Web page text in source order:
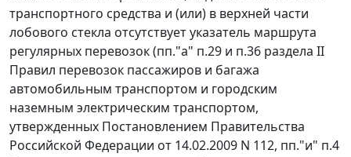
транспортного средства и (или) в верхней части
лобового стекла отсутствует указатель маршрута
регулярных перевозок (пп."а" п.29 и п.36 раздела II
Правил перевозок пассажиров и багажа
автомобильным транспортом и городским
наземным электрическим транспортом,
утвержденных Постановлением Правительства
Российской Федерации от 14.02.2009 N 112, пп."и" п.4